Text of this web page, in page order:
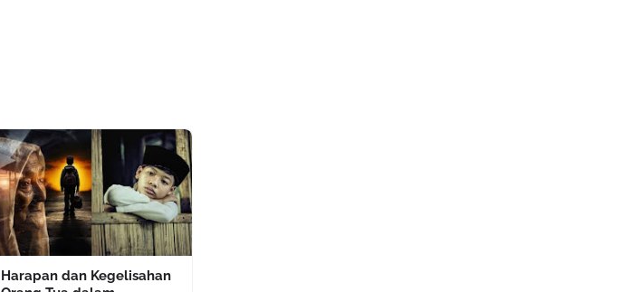
Harapan dan Kegelisahan